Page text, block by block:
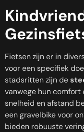
Fietsen zijn er in
voor een specifiek
stadsritten zijn de
vanwege hun comfort
snelheid en afstand
een gravelbike voor
bieden robuuste